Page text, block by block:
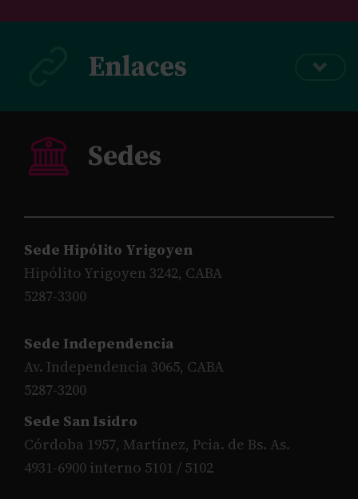
Sede Hipólito Yrigoyen
Hipólito Yrigoyen 3242, CABA
5287-3300
Sede Independencia
Av. Independencia 3065, CABA
5287-3200
Sede San Isidro
Córdoba 1957, Martínez, Pcia. de Bs. As.
4931-6900 interno 5101 / 5102